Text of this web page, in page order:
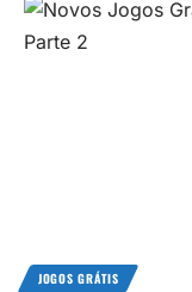
JOGOS GRÁTIS